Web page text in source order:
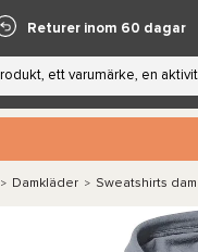
Returer inom 60 dagar
> Damkläder > Sweatshirts dam